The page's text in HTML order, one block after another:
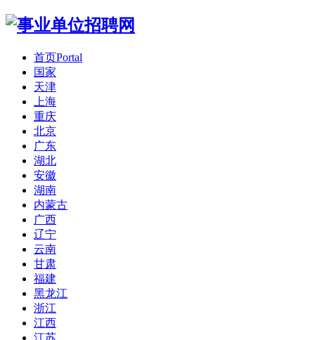
首页Portal
国家
天津
上海
重庆
北京
广东
湖北
安徽
湖南
内蒙古
广西
辽宁
云南
甘肃
福建
黑龙江
浙江
江西
江苏